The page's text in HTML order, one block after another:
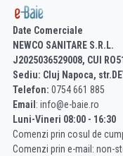
Date Comerciale
NEWCO SANITARE S.R.L.
J2025036529008, CUI
Sediu: Cluj Napoca,
Telefon: 0754 661 885
Email : info@e-baie.ro
Luni-Vineri 08:00 - 16:30
Comenzi prin cosul de
Comenzi prin e-mail: non-